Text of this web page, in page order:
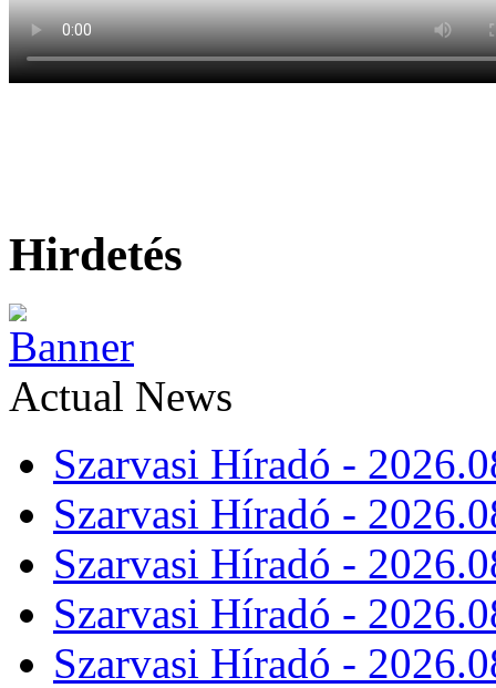
Hirdetés
Actual News
Szarvasi Híradó -
Szarvasi Híradó -
Szarvasi Híradó -
Szarvasi Híradó -
Szarvasi Híradó -